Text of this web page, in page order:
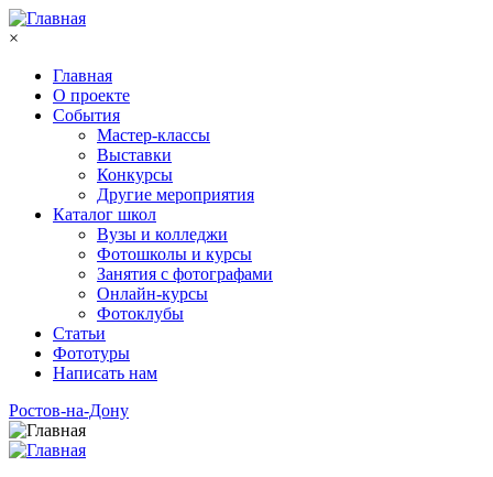
Перейти к основному содержанию
×
Главная
О проекте
События
Мастер-классы
Выставки
Конкурсы
Другие мероприятия
Каталог школ
Вузы и колледжи
Фотошколы и курсы
Занятия с фотографами
Онлайн-курсы
Фотоклубы
Статьи
Фототуры
Написать нам
Ростов-на-Дону